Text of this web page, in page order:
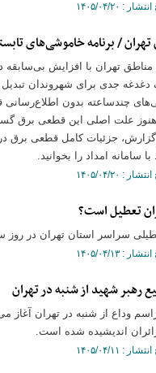
/ برنامه خاموشی‌های
تهران با افزایش بی‌سابقه
دغدغه جدی برای شهروندان
چندساعته بدون اطلاع‌رسانی
علت اصلی این قطعی برق
جزئیات کامل قطعی برق
سامانه امداد را بخوانید.
تعطیل است؟
سراسر استان تهران در روز
رهبر شهید از شنبه در تهران
وداع از شنبه در تهران آغاز
اندیشیده شده است.